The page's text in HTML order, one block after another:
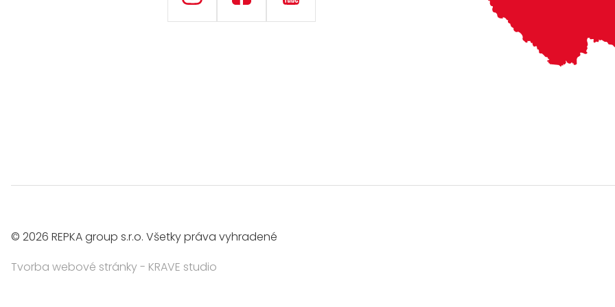
© 2026 REPKA group s.r.o. Všetky práva vyhradené
Tvorba webové stránky- KRAVE studio